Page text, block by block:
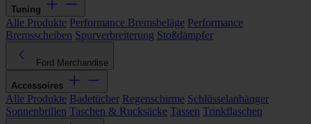
Tuning
Alle Produkte Performance Bremsbeläge Performance
Bremsscheiben Spurverbreiterung Stoßdämpfer
Ford Merchandise
Accessoires
Alle Produkte Badetücher Regenschirme Schlüsselanhänger
Sonnenbrillen Taschen & Rucksäcke Tassen Trinkflaschen